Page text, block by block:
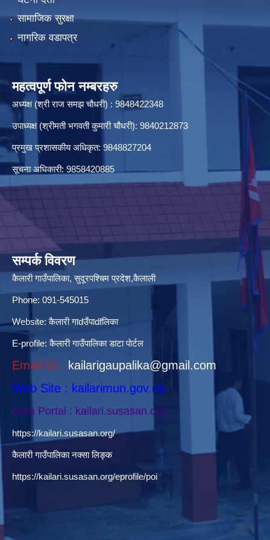
सामाजिक सुरक्षा
नागरिक वडापत्र
महत्वपूर्ण फोन नम्बरहरु
अध्यक्ष (श्री राज समझ चौधरी) : 9848422348
उपाध्यक्ष (श्रीमती भगवती कुमारी चौधरी): 9840212873
प्रमुख प्रशासकीय अधिकृत: 9848827204
सूचना अधिकारी: 9858420885
सम्पर्क विवरण
कैलारी गाउँपालिका, सुदूरपश्चिम प्रदेश,कैलाली
Phone: 091-545015
Website:कैलारी गाdउँपाdfलिका
E-profile:कैलारी गाउँपालिका डाटा पाेर्टल
Email ID : kailarigaupalika@gmail.com
Web Site : kailarimun.gov.np
Data Portal : kailari.susasan.org
https://kailari.susasan.org/
कैलारी गाउँपालिका नक्सा लिङ्क
https://kailari.susasan.org/eprofile/poi